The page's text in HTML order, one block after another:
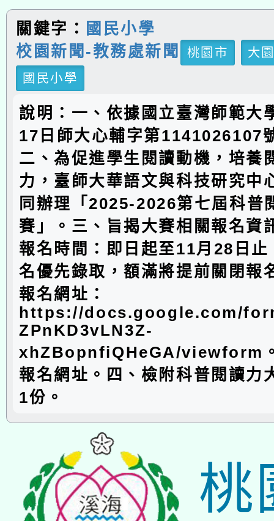
關鍵字：
國民小學
校園新聞-教務處新聞
桃園市
大
國民小學
說明：一、依據國立臺灣師範大
17日師大心輔字第1141026107
二、為促進學生閱讀動機，培養
力，臺師大華語文與科技研究中
同辦理「2025-2026第七屆科普
賽」。三、旨揭大賽相關報名資
報名時間：即日起至11月28日止
名優先錄取，額滿將提前關閉報
報名網址：
https://docs.google.com/
ZPnKD3vLN3Z-
xhZBopnfiQHeGA/viewform
報名網址。四、檢附科普閱讀力
1份。
桃